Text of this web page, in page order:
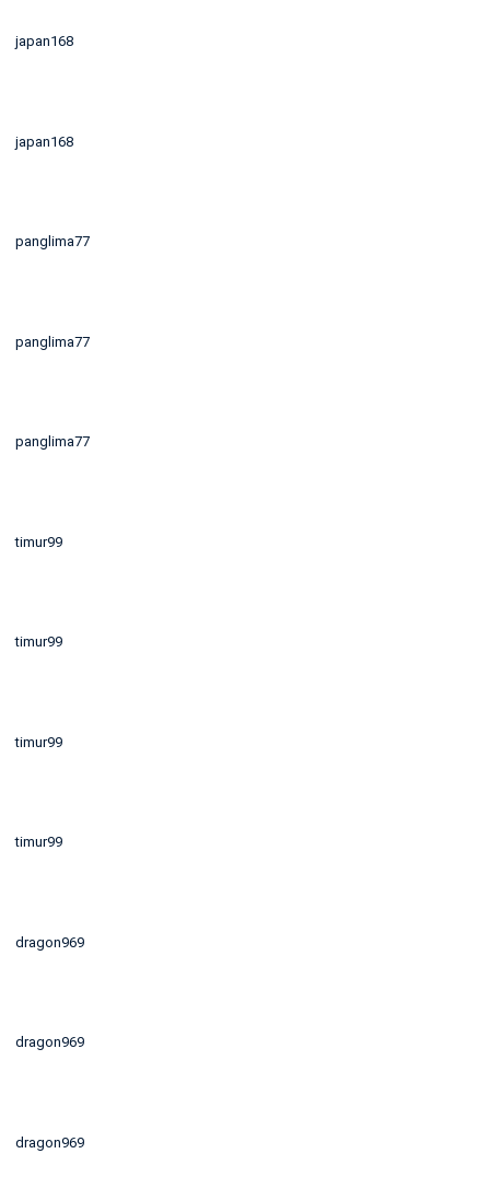
japan168
japan168
panglima77
panglima77
panglima77
timur99
timur99
timur99
timur99
dragon969
dragon969
dragon969